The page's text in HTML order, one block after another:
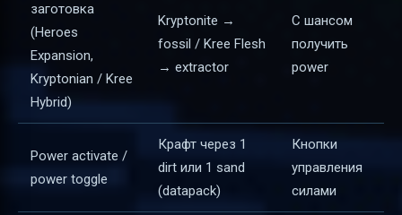
заготовка
(Heroes
Expansion,
Kryptonian / Kree
Hybrid)
Kryptonite →
fossil / Kree Flesh
→ extractor
С шансом
получить
power
Power activate /
power toggle
Крафт через 1
dirt или 1 sand
(datapack)
Кнопки
управления
силами